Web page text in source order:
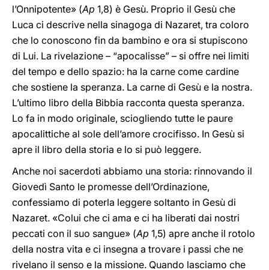
l’Onnipotente» (Ap 1,8) è Gesù. Proprio il Gesù che
Luca ci descrive nella sinagoga di Nazaret, tra coloro
che lo conoscono fin da bambino e ora si stupiscono
di Lui. La rivelazione – “apocalisse” – si offre nei limiti
del tempo e dello spazio: ha la carne come cardine
che sostiene la speranza. La carne di Gesù e la nostra.
L’ultimo libro della Bibbia racconta questa speranza.
Lo fa in modo originale, sciogliendo tutte le paure
apocalittiche al sole dell’amore crocifisso. In Gesù si
apre il libro della storia e lo si può leggere.
Anche noi sacerdoti abbiamo una storia: rinnovando il
Giovedì Santo le promesse dell’Ordinazione,
confessiamo di poterla leggere soltanto in Gesù di
Nazaret. «Colui che ci ama e ci ha liberati dai nostri
peccati con il suo sangue» (Ap 1,5) apre anche il rotolo
della nostra vita e ci insegna a trovare i passi che ne
rivelano il senso e la missione. Quando lasciamo che